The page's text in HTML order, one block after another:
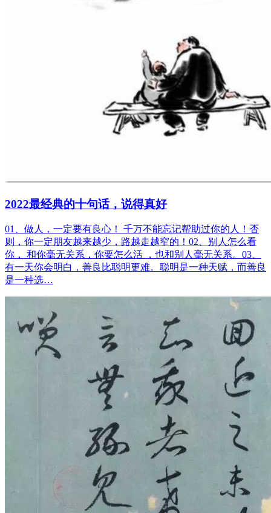
2022最经典的十句话，说得真好
01、做人，一定要有良心！ 千万不能忘记帮助过你的人！否
则，你一定朋友越来越少，路越走越窄的！02、别人怎么看
你， 和你毫无关系，你要怎么活 ，也和别人毫无关系。03、
有一天你会明白，善良比聪明更难。聪明是一种天赋，而善良
是一种选…